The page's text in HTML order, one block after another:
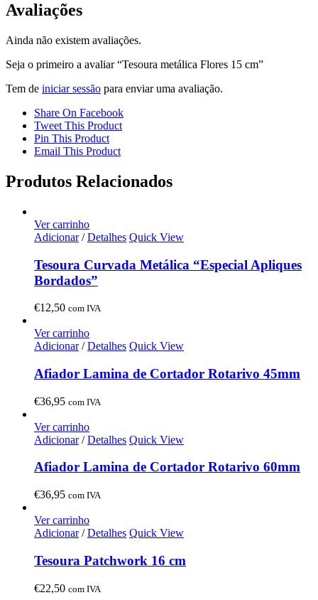
Avaliações
Ainda não existem avaliações.
Seja o primeiro a avaliar “Tesoura metálica Flores 15 cm”
Tem de iniciar sessão para enviar uma avaliação.
Share On Facebook
Tweet This Product
Pin This Product
Email This Product
Produtos Relacionados
Ver carrinho
Adicionar/ Detalhes Quick View
Tesoura Curvada Metálica “Especial Apliques
Bordados”
€12,50 com IVA
Ver carrinho
Adicionar/ Detalhes Quick View
Afiador Lamina de Cortador Rotarivo 45mm
€36,95 com IVA
Ver carrinho
Adicionar/ Detalhes Quick View
Afiador Lamina de Cortador Rotarivo 60mm
€36,95 com IVA
Ver carrinho
Adicionar/ Detalhes Quick View
Tesoura Patchwork 16 cm
€22,50 com IVA